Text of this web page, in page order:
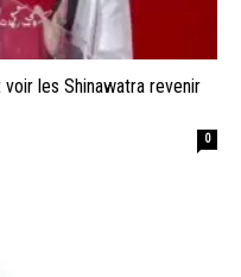
voir les Shinawatra revenir
0